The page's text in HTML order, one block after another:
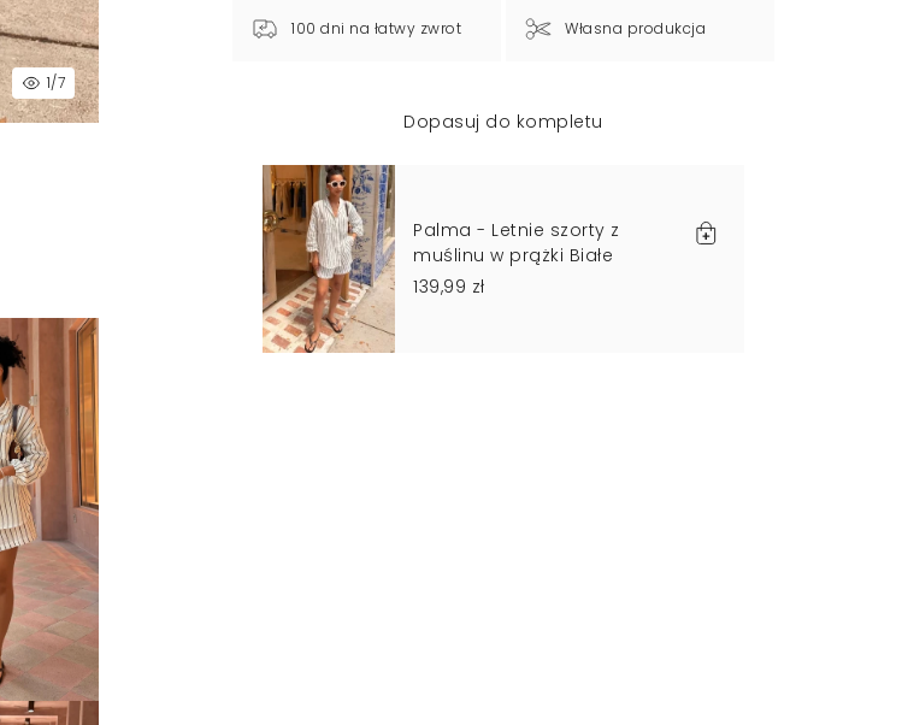
1/7
100 dni na łatwy zwrot Własna produkcja
Dopasuj do kompletu
Palma - Letnie szorty z
muślinu w prążki Białe
139,99 zł